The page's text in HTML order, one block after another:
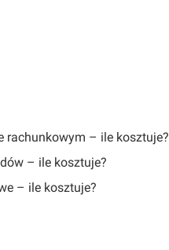
rachunkowym – ile kosztuje?
– ile kosztuje?
– ile kosztuje?